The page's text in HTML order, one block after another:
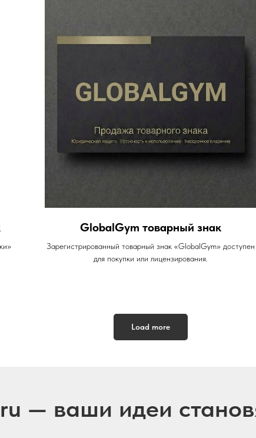
GlobalGym товарный знак
Зарегистрированный товарный знак «GlobalGym» доступен
для покупки или лицензирования.
Load more
— ваши идеи